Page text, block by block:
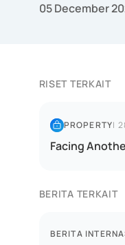
05 December
RISET TERKAIT
PROPERTY|
Facing
BERITA TERKAIT
BERITA